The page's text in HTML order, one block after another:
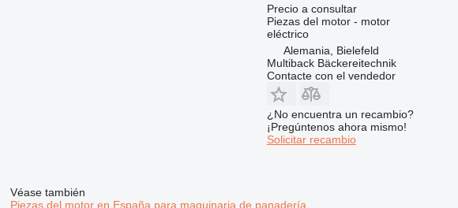
Precio a consultar
Piezas del motor - motor
eléctrico
Alemania, Bielefeld
Multiback Bäckereitechnik
Contacte con el vendedor
¿No encuentra un recambio?
¡Pregúntenos ahora mismo!
Solicitar recambio
Véase también
Piezas del motor en España para maquinaria de panadería